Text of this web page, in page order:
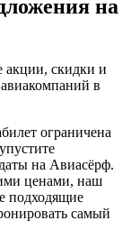
на
акции, скидки и
в
ограничена
на Авиасёрф.
ценами, наш
подходящие
самый